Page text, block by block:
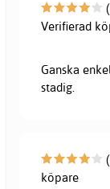
Verifierad
Ganska
stadig.
köpare